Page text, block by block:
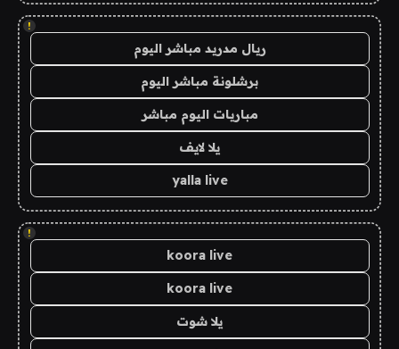
!
ريال مدريد مباشر اليوم
برشلونة مباشر اليوم
مباريات اليوم مباشر
يلا لايف
yalla live
!
koora live
koora live
يلا شوت